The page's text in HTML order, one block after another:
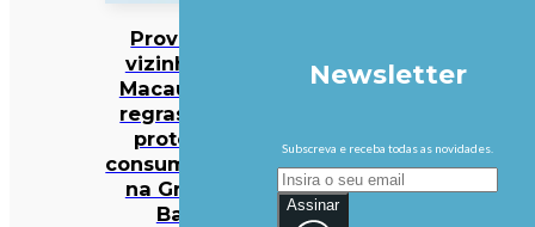
Província
vizinha de
Macau com
regras para
proteger
consumidores
na Grande
Baía
Newsletter
Subscreva e receba todas as novidades.
Assinar